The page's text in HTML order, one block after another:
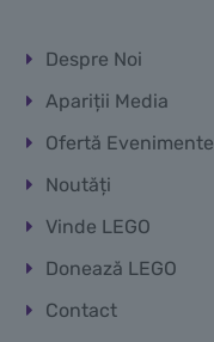
Despre Noi
Apariții Media
Ofertă Evenimente
Noutăți
Vinde LEGO
Donează LEGO
Contact